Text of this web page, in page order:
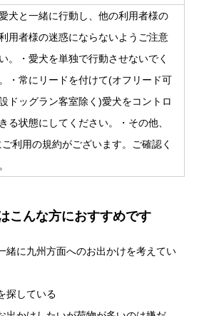
犬と一緒に行動し、他の利用者様の
用者様の迷惑にならないようご注意
。・愛犬を単独で行動させないでく
・常にリードを付けて(オフリード可
ドッグラン客室除く)愛犬をコントロ
る状態にしてください。・その他、
ご利用の規約がございます。ご確認く
こんな方におすすめです
緒に九州方面へのお出かけを考えてい
探している